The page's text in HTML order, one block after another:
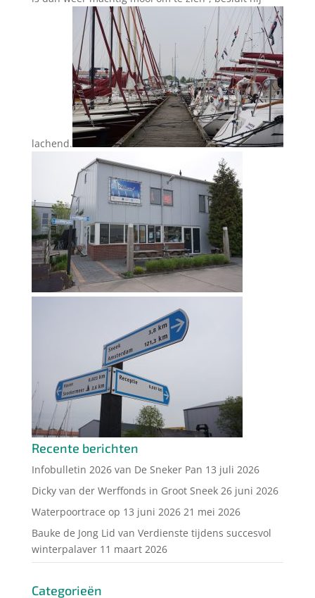
lachend.
Recente berichten
Infobulletin 2026 van De Sneker Pan 13 juli 2026
Dicky van der Werffonds in Groot Sneek 26 juni 2026
Waterpoortrace op 13 juni 2026 21 mei 2026
Bauke de Jong Lid van Verdienste tijdens succesvol
winterpalaver 11 maart 2026
Categorieën